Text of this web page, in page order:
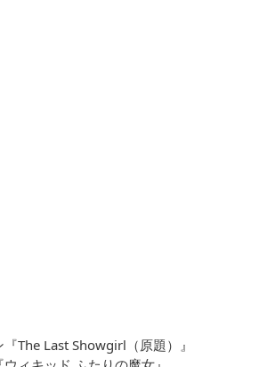
The Last Showgirl（原題）』